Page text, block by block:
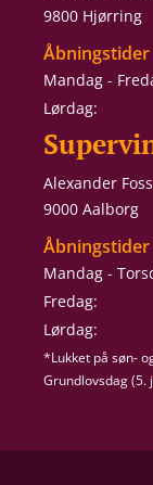
9800 Hjørring
Åbningstider
Mandag -
Lørdag:
Alexander
9000 Aalborg
Åbningstider
Mandag -
Fredag:
Lørdag:
*Lukket på søn-
Grundlovsdag